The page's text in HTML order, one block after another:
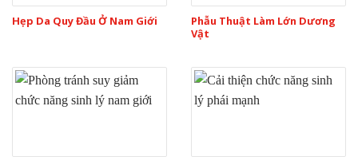
Hẹp Da Quy Đầu Ở Nam Giới
Phẫu Thuật Làm Lớn Dương
Vật